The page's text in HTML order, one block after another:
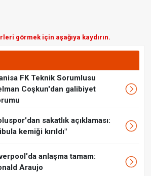
görmek için aşağıya kaydırın.
FK Teknik Sorumlusu
Coşkun'dan galibiyet
sakatlık açıklaması:
kemiği kırıldı"
anlaşma tamam:
Araujo